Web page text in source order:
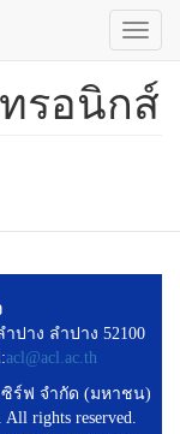
รอนิกส์
ปาง ลำปาง 52100
acl@acl.ac.th
ซิร์ฟ จำกัด (มหาชน)
All rights reserved.